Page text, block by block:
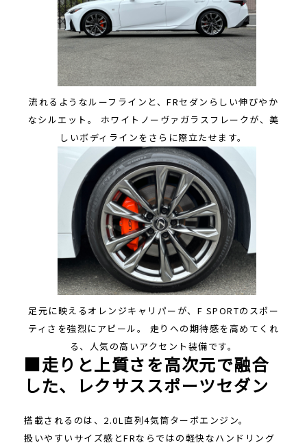
流れるようなルーフラインと、FRセダンらしい伸びやか
なシルエット。 ホワイトノーヴァガラスフレークが、美
しいボディラインをさらに際立たせます。
足元に映えるオレンジキャリパーが、F SPORTのスポー
ティさを強烈にアピール。 走りへの期待感を高めてくれ
る、人気の高いアクセント装備です。
■走りと上質さを高次元で融合
した、レクサススポーツセダン
搭載されるのは、2.0L直列4気筒ターボエンジン。
扱いやすいサイズ感とFRならではの軽快なハンドリング